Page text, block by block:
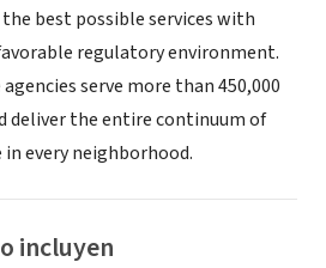
best possible services with
regulatory environment.
serve more than 450,000
deliver the entire continuum of
every neighborhood.
incluyen